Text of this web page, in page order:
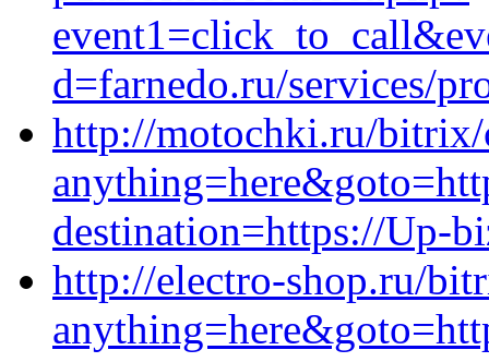
d=farnedo.ru/services/
http://motochki.ru/
destination=https://Up-
http://electro-shop.ru/